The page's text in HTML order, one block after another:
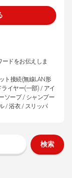
ドをお伝えしま
ト接続(無線LAN形
イヤー(一部) / アイ
ソープ / シャンプー
/ 浴衣 / スリッパ
検索